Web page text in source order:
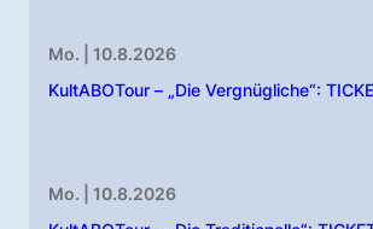
Mo. | 10.8.2026
KultABOTour – „Die Vergnügliche“:
Mo. | 10.8.2026